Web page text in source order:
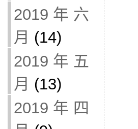
2019 年 六
月 (14)
2019 年 五
月 (13)
2019 年 四